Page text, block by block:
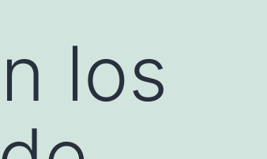
los